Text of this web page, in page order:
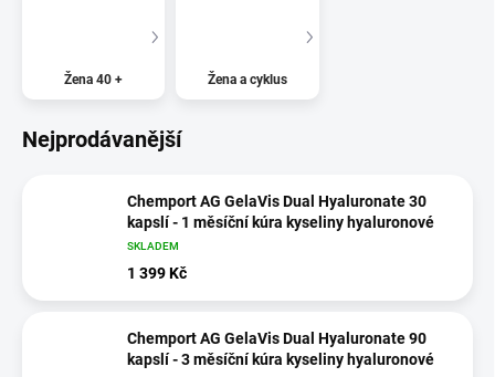
Žena 40 + Žena a cyklus
Nejprodávanější
Chemport AG GelaVis Dual Hyaluronate 30
kapslí - 1 měsíční kúra kyseliny hyaluronové
SKLADEM
1 399 Kč
Chemport AG GelaVis Dual Hyaluronate 90
kapslí - 3 měsíční kúra kyseliny hyaluronové